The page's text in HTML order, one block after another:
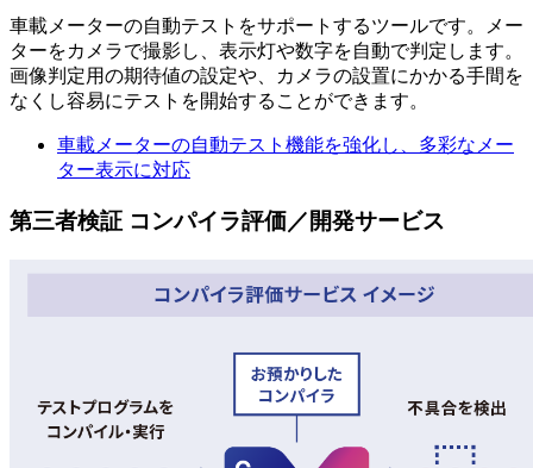
車載メーターの自動テストをサポートするツールです。メー
ターをカメラで撮影し、表示灯や数字を自動で判定します。
画像判定用の期待値の設定や、カメラの設置にかかる手間を
なくし容易にテストを開始することができます。
車載メーターの自動テスト機能を強化し、多彩なメー
ター表示に対応
第三者検証 コンパイラ評価／開発サービス